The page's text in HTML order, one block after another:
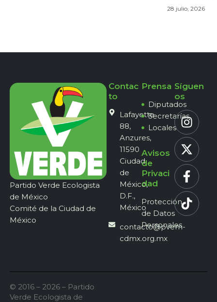
28 julio, 2026
Partido Verde Ecologista
de México
Comité de la Ciudad de
México
Contac
to
Lafayette
88,
Anzures,
11590
Ciudad
de
México,
D.F.,
México
contacto@pvem-
cdmx.org.mx
Prensa
Diputados
Secretarías
Locales
Avisos
de
Privaci
dad
Protección
de Datos
Personales
Síguen
os
© 2016 – 2026 – Partido
Verde Ecologista de